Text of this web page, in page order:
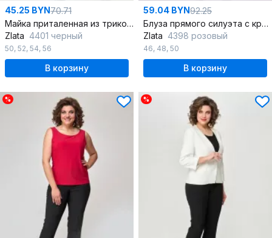
45.25 BYN70.71
Майка приталенная из трикотажа для бега и casual
Zlata 4401 черный
50, 52, 54, 56
В корзину
59.04 BYN92.25
Блуза прямого силуэта с круглой горловиной и разрезами для летнего образа
Zlata 4398 розовый
46, 48, 50
В корзину
% %